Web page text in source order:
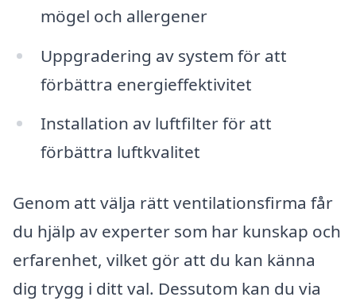
mögel och allergener
Uppgradering av system för att
förbättra energieffektivitet
Installation av luftfilter för att
förbättra luftkvalitet
Genom att välja rätt ventilationsfirma får
du hjälp av experter som har kunskap och
erfarenhet, vilket gör att du kan känna
dig trygg i ditt val. Dessutom kan du via